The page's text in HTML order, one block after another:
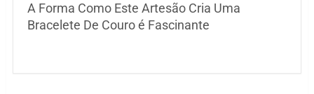
A Forma Como Este Artesão Cria Uma
Bracelete De Couro é Fascinante